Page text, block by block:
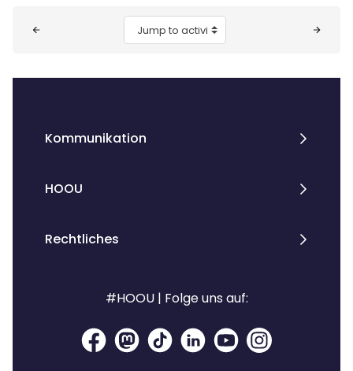
Jump to activity
Kommunikation
HOOU
Rechtliches
#HOOU | Folge uns auf: